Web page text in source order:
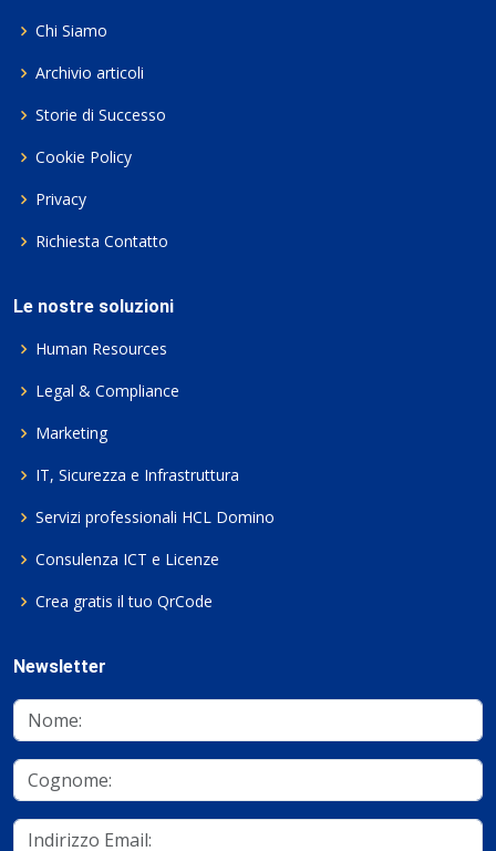
Chi Siamo
Archivio articoli
Storie di Successo
Cookie Policy
Privacy
Richiesta Contatto
Le nostre soluzioni
Human Resources
Legal & Compliance
Marketing
IT, Sicurezza e Infrastruttura
Servizi professionali HCL Domino
Consulenza ICT e Licenze
Crea gratis il tuo QrCode
Newsletter